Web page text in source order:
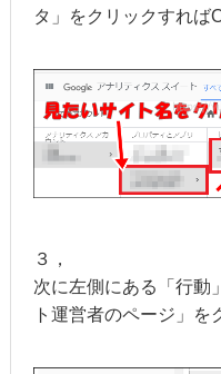
タ」をクリックすれば
３，
次に左側にある「行
ト運営者のページ」を